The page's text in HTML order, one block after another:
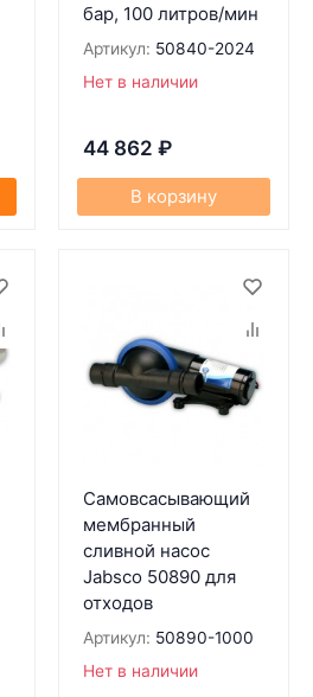
бар, 100 литров/мин
Артикул: 50840-2024
Нет в наличии
44 862 ₽
В корзину
Самовсасывающий
мембранный
сливной насос
Jabsco 50890 для
отходов
Артикул: 50890-1000
Нет в наличии